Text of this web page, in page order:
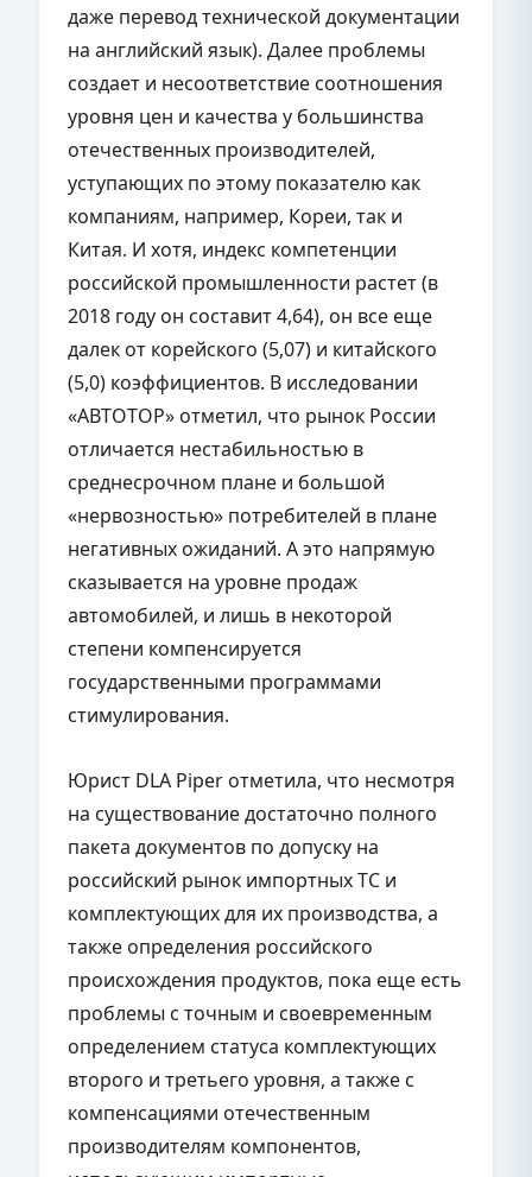
даже перевод технической документации
на английский язык). Далее проблемы
создает и несоответствие соотношения
уровня цен и качества у большинства
отечественных производителей,
уступающих по этому показателю как
компаниям, например, Кореи, так и
Китая. И хотя, индекс компетенции
российской промышленности растет (в
2018 году он составит 4,64), он все еще
далек от корейского (5,07) и китайского
(5,0) коэффициентов. В исследовании
«АВТОТОР» отметил, что рынок России
отличается нестабильностью в
среднесрочном плане и большой
«нервозностью» потребителей в плане
негативных ожиданий. А это напрямую
сказывается на уровне продаж
автомобилей, и лишь в некоторой
степени компенсируется
государственными программами
стимулирования.
Юрист DLA Piper отметила, что несмотря
на существование достаточно полного
пакета документов по допуску на
российский рынок импортных ТС и
комплектующих для их производства, а
также определения российского
происхождения продуктов, пока еще есть
проблемы с точным и своевременным
определением статуса комплектующих
второго и третьего уровня, а также с
компенсациями отечественным
производителям компонентов,